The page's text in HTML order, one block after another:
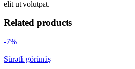
elit ut volutpat.
Related products
-7%
Sürətli görünüş